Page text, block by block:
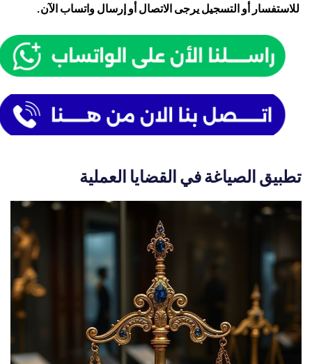
للاستفسار أو التسجيل يرجى الاتصال أو إرسال واتساب الآن.
تطبيق الصياغة في القضايا العملية